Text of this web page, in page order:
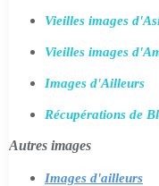
Vieilles images
Vieilles images
Images d'Ailleurs
Récupérations de
Autres images
Images d'ailleurs